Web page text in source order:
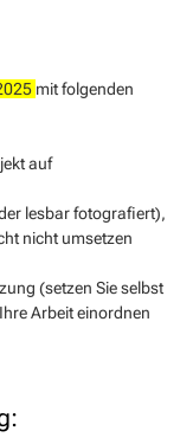
mit folgenden
auf
lesbar fotografiert),
nicht umsetzen
(setzen Sie selbst
Arbeit einordnen